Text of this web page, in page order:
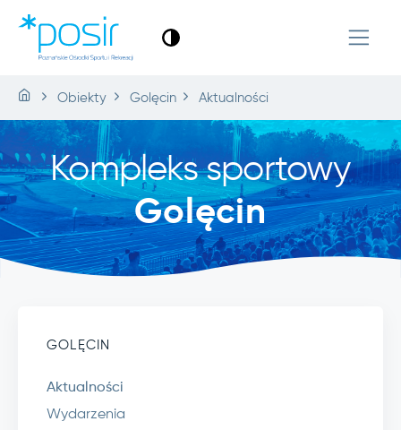
Obiekty Golęcin Aktualności
Kompleks sportowy
Golęcin
GOLĘCIN
Aktualności
Wydarzenia